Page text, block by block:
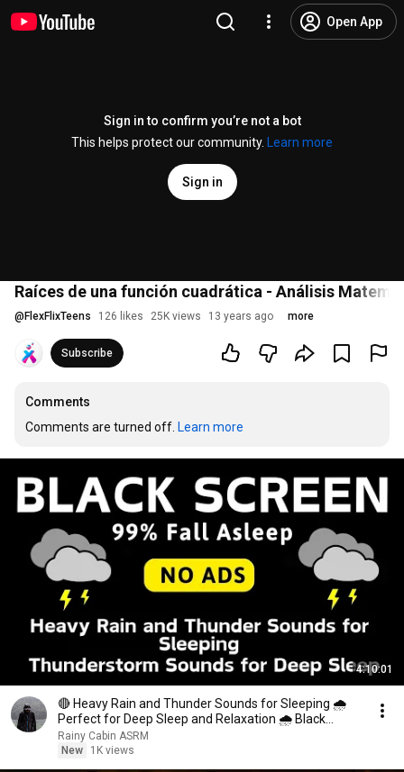
Open App
Sign in to confirm you’re not a bot
This helps protect our community.
Learn more
Sign in
Raíces de una función cuadrática - Análisis
@ FlexFlixTeens 126 likes 25K views 13 years ago more
Subscribe
Comments
Comments are turned off. Learn more
4:10:01
🔴 Heavy Rain and Thunder Sounds for Sleeping 🌧
Perfect for Deep Sleep and Relaxation 🌧 Black
Screen
Rainy Cabin ASRM
New
1K views